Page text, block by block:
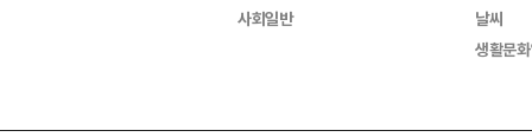
사회일반
날씨
생활문